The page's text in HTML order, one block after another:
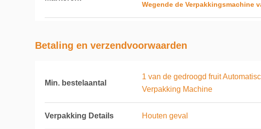
Wegende de Verpakkingsmachine
Betaling en verzendvoorwaarden
Min. bestelaantal
1 van de gedroogd fruit
Verpakking Machine
Verpakking Details Houten geval